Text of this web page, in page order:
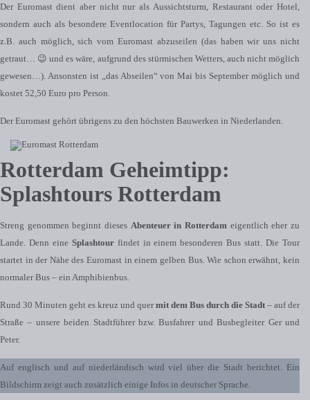
Der Euromast dient aber nicht nur als Aussichtsturm, Restaurant oder Hotel,
sondern auch als besondere Eventlocation für Partys, Tagungen etc. So ist es
z.B. auch möglich, sich vom Euromast abzuseilen (das haben wir uns nicht
getraut… 😉 und es wäre, aufgrund des stürmischen Wetters, auch nicht möglich
gewesen…). Ansonsten ist „das Abseilen“ von Mai bis September möglich und
kostet 52,50 Euro pro Person.
Der Euromast gehört übrigens zu den höchsten Bauwerken in Niederlanden.
Rotterdam Geheimtipp:
Splashtours Rotterdam
Streng genommen beginnt dieses Abenteuer in Rotterdam eigentlich eher zu
Lande. Denn eine Splashtourfindet in einem besonderen Bus statt. Die Tour
startet in der Nähe des Euromast in einem gelben Bus. Wie schon erwähnt, kein
normaler Bus – ein Amphibienbus.
Rund 30 Minuten geht es kreuz und quermit dem Bus durch die Stadt – auf der
Straße – unsere beiden Stadtführer bzw. Busfahrer und Busbegleiter Ger und
Peter.
Auf englisch und auf niederländisch wird viel über die Stadt berichtet. Ein
Bildschirm zeigt auch zusätzlich einige Infos in deutscher Sprache.